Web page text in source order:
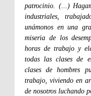
patrocinio. (...)
industriales,
unámonos en una
miseria de los
horas de trabajo y
todas las clases de
clases de hombres
trabajo, viviendo en
de nosotros luchando